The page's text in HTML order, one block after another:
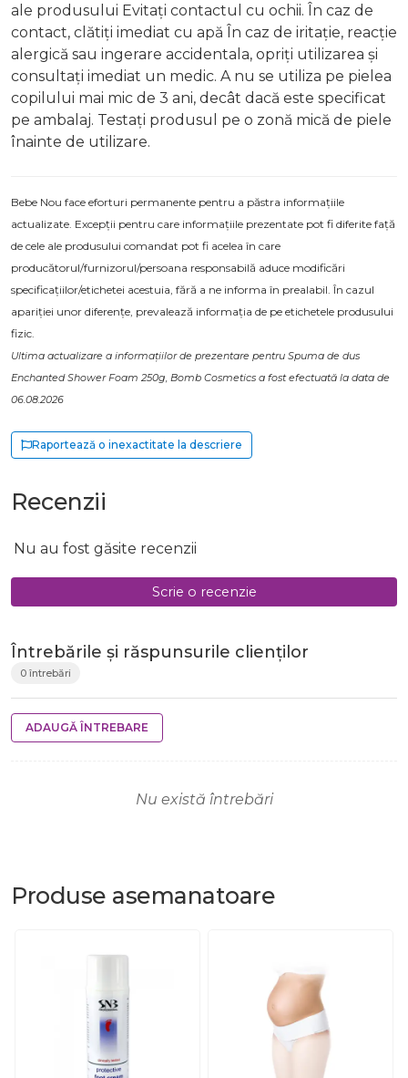
ale produsului Evitați contactul cu ochii. În caz de
contact, clătiți imediat cu apă În caz de iritație, reacție
alergică sau ingerare accidentala, opriți utilizarea și
consultați imediat un medic. A nu se utiliza pe pielea
copilului mai mic de 3 ani, decât dacă este specificat
pe ambalaj. Testați produsul pe o zonă mică de piele
înainte de utilizare.
Bebe Nou face eforturi permanente pentru a păstra informațiile
actualizate. Excepții pentru care informațiile prezentate pot fi diferite față
de cele ale produsului comandat pot fi acelea în care
producătorul/furnizorul/persoana responsabilă aduce modificări
specificațiilor/etichetei acestuia, fără a ne informa în prealabil. În cazul
apariției unor diferențe, prevalează informația de pe etichetele produsului
fizic.
Ultima actualizare a informațiilor de prezentare pentru Spuma de dus
Enchanted Shower Foam 250g, Bomb Cosmetics a fost efectuată la data de
06.08.2026
Raportează o inexactitate la descriere
Recenzii
Nu au fost găsite recenzii
Scrie o recenzie
Întrebările și răspunsurile clienților
0 întrebări
ADAUGĂ ÎNTREBARE
Nu există întrebări
Produse asemanatoare